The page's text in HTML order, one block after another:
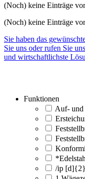
(Noch) keine Einträge
(Noch) keine Einträge
Sie haben das
Sie uns oder rufen Sie
und wirtschaftlichste
Funktionen
Auf- und
/ip